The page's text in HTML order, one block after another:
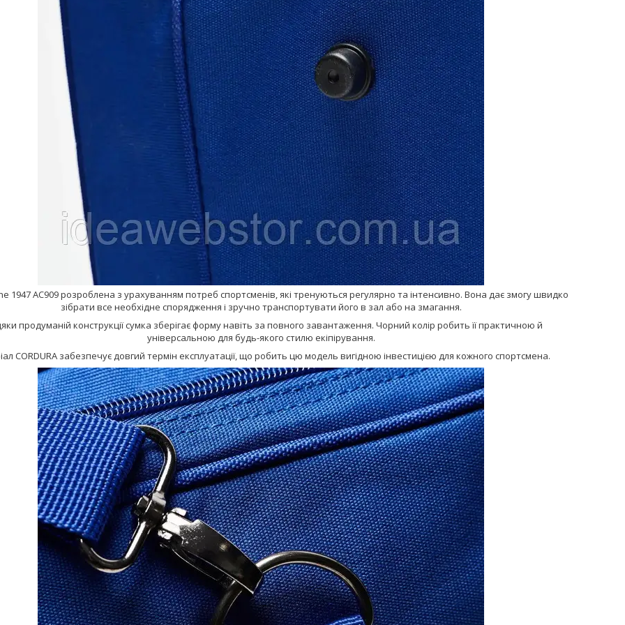
1947 AC909 розроблена з урахуванням потреб спортсменів, які тренуються регулярно та інтенсивно. Вона дає змогу швидко
зібрати все необхідне спорядження і зручно транспортувати його в зал або на змагання.
продуманій конструкції сумка зберігає форму навіть за повного завантаження. Чорний колір робить її практичною й
універсальною для будь-якого стилю екіпірування.
CORDURA забезпечує довгий термін експлуатації, що робить цю модель вигідною інвестицією для кожного спортсмена.